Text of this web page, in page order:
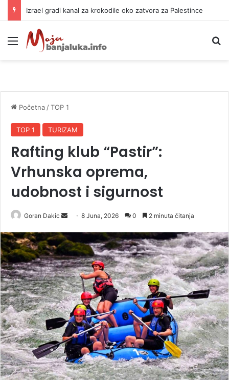
Izrael gradi kanal za krokodile oko zatvora za Palestince
Meni
Početna /TOP 1
TOP 1 TURIZAM
Rafting klub “Pastir”:
Vrhunska oprema,
udobnost i sigurnost
Goran Dakic
n
d
a
n
e
m
a
i
l
8 Juna, 2026 0 2 minuta čitanja